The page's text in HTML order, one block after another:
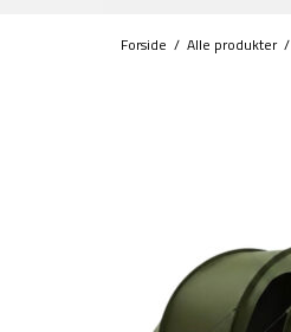
Forside / Alle produkter/